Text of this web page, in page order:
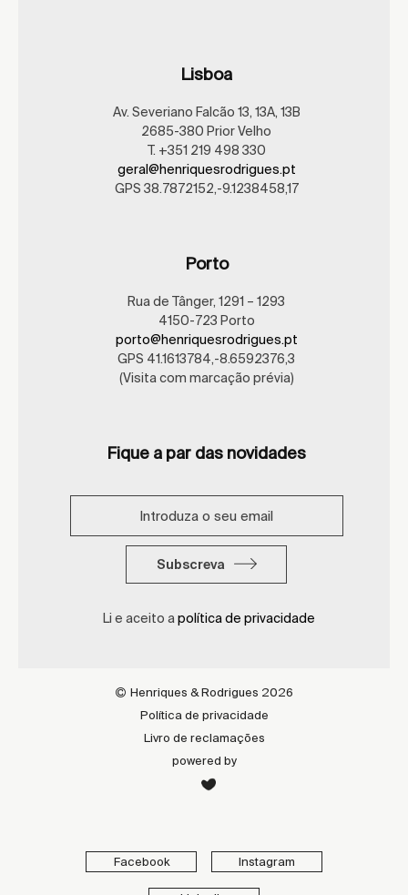
Lisboa
Av. Severiano Falcão 13, 13A, 13B
2685-380 Prior Velho
T. +351 219 498 330
geral@henriquesrodrigues.pt
GPS 38.7872152,-9.1238458,17
Porto
Rua de Tânger, 1291 – 1293
4150-723 Porto
porto@henriquesrodrigues.pt
GPS 41.1613784,-8.6592376,3
(Visita com marcação prévia)
Fique a par das novidades
Subscreva
Li e aceito a política de privacidade
Henriques & Rodrigues 2026
Política de privacidade
Livro de reclamações
powered by
Facebook Instagram